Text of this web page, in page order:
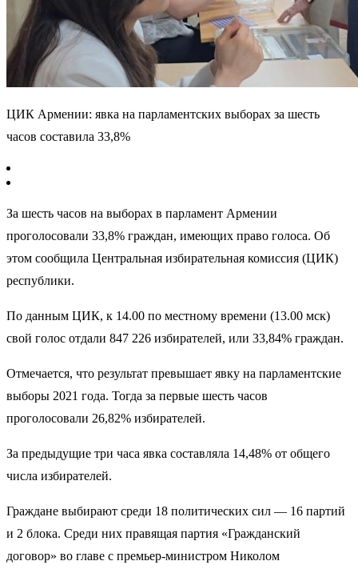
ЦИК Армении: явка на парламентских выборах за шесть
часов составила 33,8%
За шесть часов на выборах в парламент Армении
проголосовали 33,8% граждан, имеющих право голоса. Об
этом сообщила Центральная избирательная комиссия (ЦИК)
республики.
По данным ЦИК, к 14.00 по местному времени (13.00 мск)
свой голос отдали 847 226 избирателей, или 33,84% граждан.
Отмечается, что результат превышает явку на парламентские
выборы 2021 года. Тогда за первые шесть часов
проголосовали 26,82% избирателей.
За предыдущие три часа явка составляла 14,48% от общего
числа избирателей.
Граждане выбирают среди 18 политических сил — 16 партий
и 2 блока. Среди них правящая партия «Гражданский
договор» во главе с премьер-министром Николом